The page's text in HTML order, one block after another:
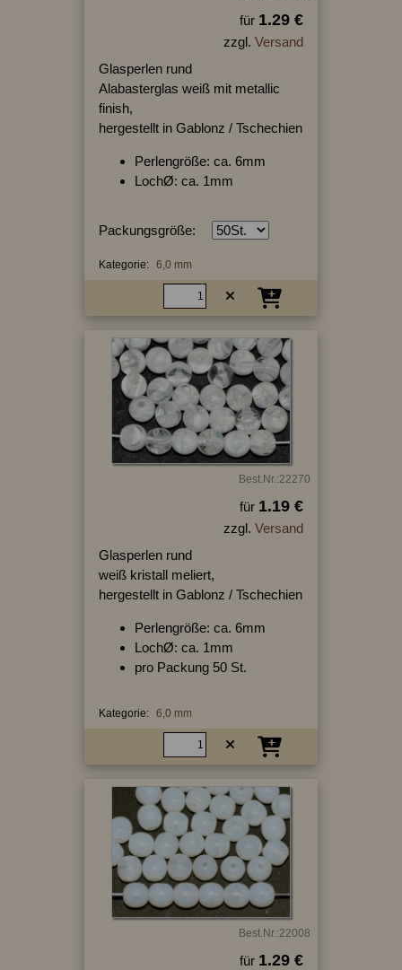
für 1.29 €
zzgl. Versand
Glasperlen rund
Alabasterglas weiß mit metallic
finish,
hergestellt in Gablonz / Tschechien
Perlengröße: ca. 6mm
LochØ: ca. 1mm
Packungsgröße:
Kategorie: 6,0 mm
Best.Nr.:22270
für 1.19 €
zzgl. Versand
Glasperlen rund
weiß kristall meliert,
hergestellt in Gablonz / Tschechien
Perlengröße: ca. 6mm
LochØ: ca. 1mm
pro Packung 50 St.
Kategorie: 6,0 mm
Best.Nr.:22008
für 1.29 €